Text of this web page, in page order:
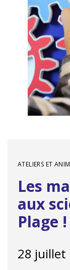
Les
aux
Plage !
ATELIERS ET
28